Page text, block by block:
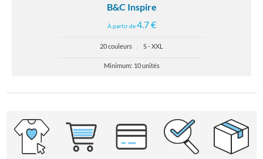
B&C Inspire
À partir de4.7 €
20 couleurs S - XXL
Minimum: 10 unités